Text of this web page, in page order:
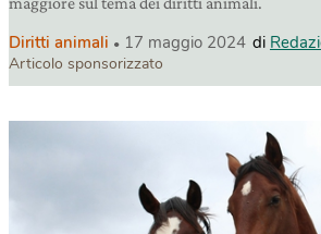
Diritti animali 17 maggio 2024 di
Articolo sponsorizzato